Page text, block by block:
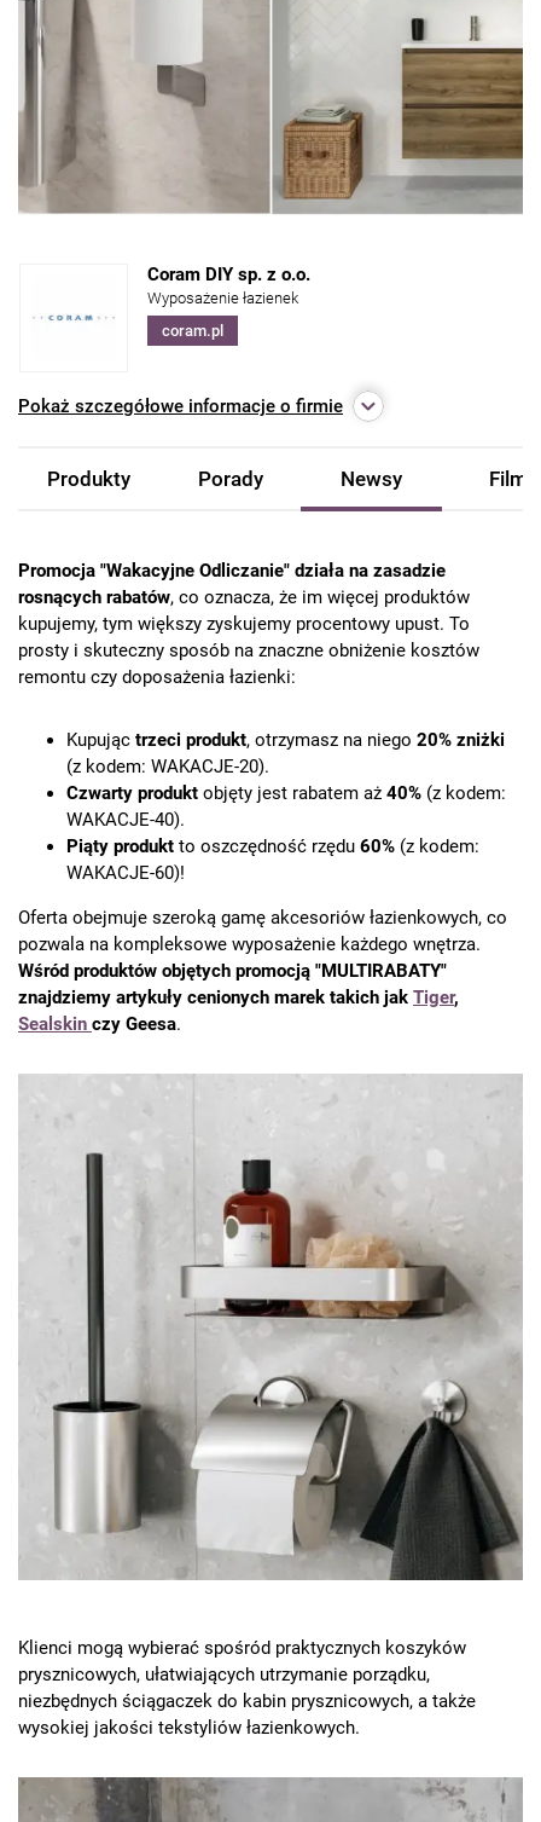
Coram DIY sp. z o.o.
Wyposażenie łazienek
coram.pl
Pokaż szczegółowe informacje o firmie
Produkty Porady Newsy Filmy
Promocja "Wakacyjne Odliczanie" działa na zasadzie
rosnących rabatów, co oznacza, że im więcej produktów
kupujemy, tym większy zyskujemy procentowy upust. To
prosty i skuteczny sposób na znaczne obniżenie kosztów
remontu czy doposażenia łazienki:
Kupując trzeci produkt, otrzymasz na niego 20% zniżki
(z kodem: WAKACJE-20).
Czwarty produkt objęty jest rabatem aż 40% (z kodem:
WAKACJE-40).
Piąty produkt to oszczędność rzędu 60% (z kodem:
WAKACJE-60)!
Oferta obejmuje szeroką gamę akcesoriów łazienkowych, co
pozwala na kompleksowe wyposażenie każdego wnętrza.
Wśród produktów objętych promocją "MULTIRABATY"
znajdziemy artykuły cenionych marek takich jak Tiger,
Sealskin czy Geesa.
Klienci mogą wybierać spośród praktycznych koszyków
prysznicowych, ułatwiających utrzymanie porządku,
niezbędnych ściągaczek do kabin prysznicowych, a także
wysokiej jakości tekstyliów łazienkowych.